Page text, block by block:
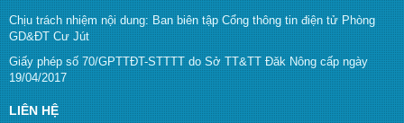
Chịu trách nhiệm nội dung: Ban biên tập Cổng thông tin điện tử Phòng
GD&ĐT Cư Jút
Giấy phép số 70/GPTTĐT-STTTT do Sở TT&TT Đăk Nông cấp ngày
19/04/2017
LIÊN HỆ